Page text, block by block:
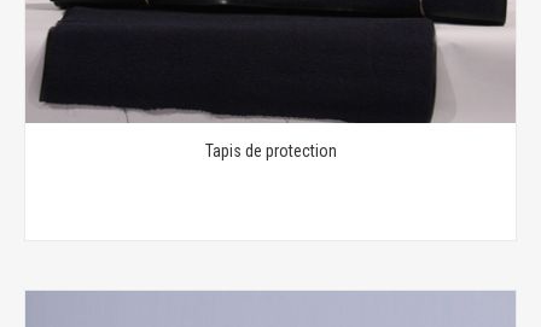
Tapis de protection